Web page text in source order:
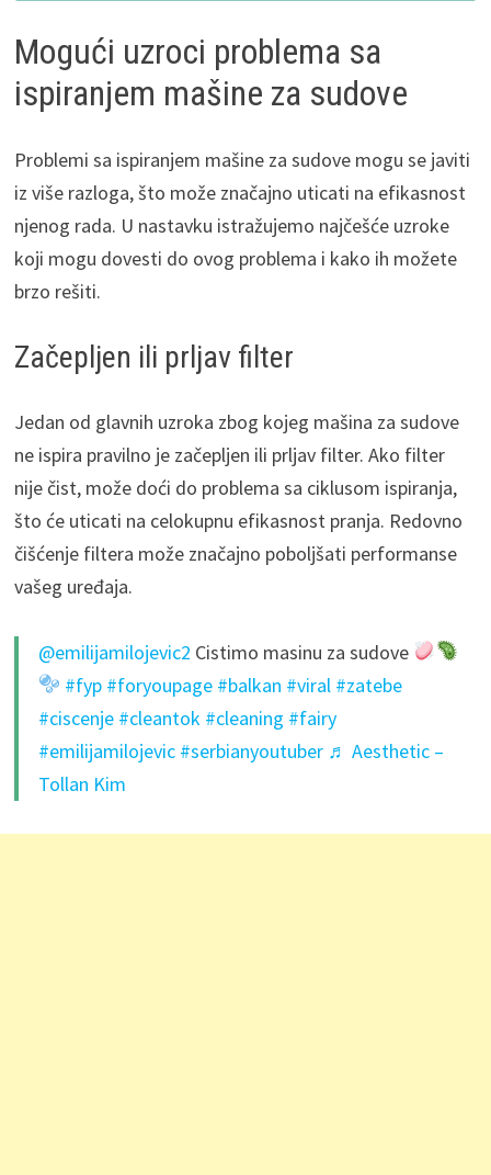
Mogući uzroci problema sa
ispiranjem mašine za sudove
Problemi sa ispiranjem mašine za sudove mogu se javiti
iz više razloga, što može značajno uticati na efikasnost
njenog rada. U nastavku istražujemo najčešće uzroke
koji mogu dovesti do ovog problema i kako ih možete
brzo rešiti.
Začepljen ili prljav filter
Jedan od glavnih uzroka zbog kojeg mašina za sudove
ne ispira pravilno je začepljen ili prljav filter. Ako filter
nije čist, može doći do problema sa ciklusom ispiranja,
što će uticati na celokupnu efikasnost pranja. Redovno
čišćenje filtera može značajno poboljšati performanse
vašeg uređaja.
@emilijamilojevic2 Cistimo masinu za sudove
#fyp #foryoupage #balkan #viral #zatebe
#ciscenje #cleantok #cleaning #fairy
#emilijamilojevic #serbianyoutuber ♬ Aesthetic –
Tollan Kim